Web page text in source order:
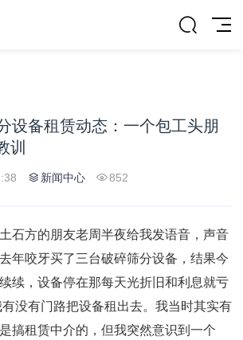
设备租赁动态：一个包工头朋
训
新闻中心 852
土石方的朋友老周半夜给我发语音，声音
年咬牙买了三台破碎筛分设备，结果今
续，设备停在那每天光折旧和利息就亏
没有门路把设备租出去。我当时其实有
搞租赁中介的，但我突然意识到一个